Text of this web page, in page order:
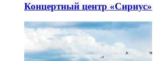
Концертный центр «Сириус»